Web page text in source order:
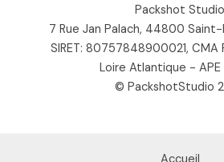
Packshot Studio
7 Rue Jan Palach, 44800 Saint-
SIRET: 80757848900021, CMA
Loire Atlantique -
© PackshotStudio